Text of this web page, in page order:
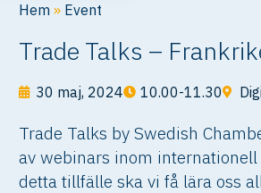
Hem » Event
Trade Talks –
30 maj, 2024 10.00-11.30
Trade Talks by Swedish
av webinars inom internationell
detta tillfälle ska vi få lära oss